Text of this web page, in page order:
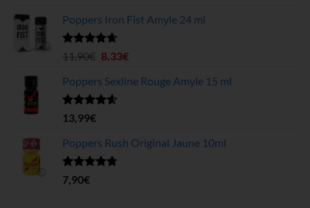
sur 5
prix :
Poppers Iron Fist Amyle 24 ml
Note4.63
11,90€ Le
initial
était :
8,33€Le
actuel
Poppers Sexline Rouge Amyle 15 ml
Note4.58
sur 5
13,99€
Poppers Rush Original Jaune 10ml
Note4.67
sur 5
7,90€